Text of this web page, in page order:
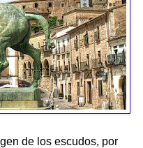
de los escudos, por